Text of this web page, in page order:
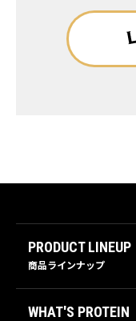
PRODUCT LINEUP
商品ラインナップ
WHAT'S PROTEIN